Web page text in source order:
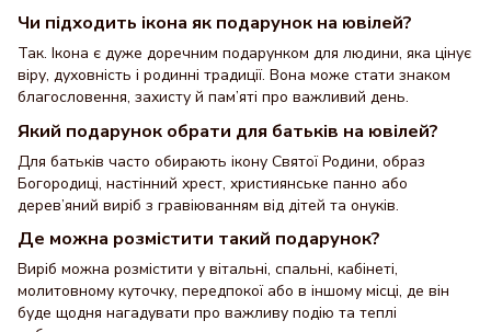
Чи підходить ікона як подарунок на ювілей?
Так. Ікона є дуже доречним подарунком для людини, яка цінує
віру, духовність і родинні традиції. Вона може стати знаком
благословення, захисту й пам’яті про важливий день.
Який подарунок обрати для батьків на ювілей?
Для батьків часто обирають ікону Святої Родини, образ
Богородиці, настінний хрест, християнське панно або
дерев’яний виріб з гравіюванням від дітей та онуків.
Де можна розмістити такий подарунок?
Виріб можна розмістити у вітальні, спальні, кабінеті,
молитовному куточку, передпокої або в іншому місці, де він
буде щодня нагадувати про важливу подію та теплі